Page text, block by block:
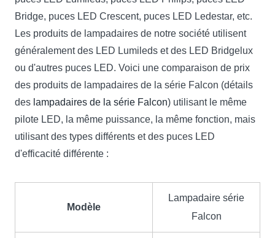
Bridge, puces LED Crescent, puces LED Ledestar, etc.
Les produits de lampadaires de notre société utilisent
généralement des LED Lumileds et des LED Bridgelux
ou d'autres puces LED. Voici une comparaison de prix
des produits de lampadaires de la série Falcon (détails
des lampadaires de la série Falcon) utilisant le même
pilote LED, la même puissance, la même fonction, mais
utilisant des types différents et des puces LED
d'efficacité différente :
Modèle
Lampadaire série
Falcon